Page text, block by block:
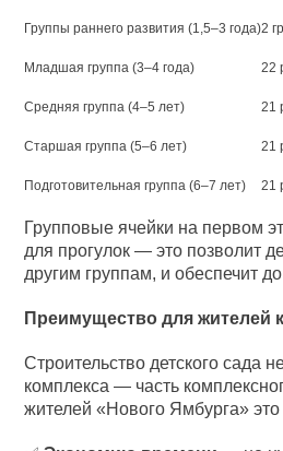
Группы раннего развития (1,5–3 года)2
Младшая группа (3–4 года) 22
Средняя группа (4–5 лет) 21
Старшая группа (5–6 лет) 21
Подготовительная группа (6–7 лет) 21
Групповые ячейки на первом
для прогулок — это позволит
другим группам, и обеспечит
Преимущество для жителей
Строительство детского сада
комплекса — часть
жителей «Нового Ямбурга» это